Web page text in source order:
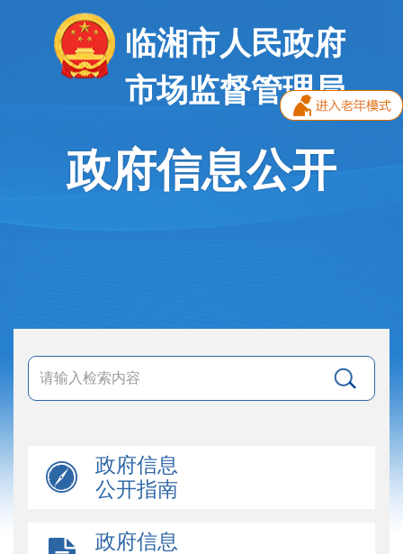
临湘市人民政府
市场监督管理局
政府信息公开
政府信息
公开指南
政府信息